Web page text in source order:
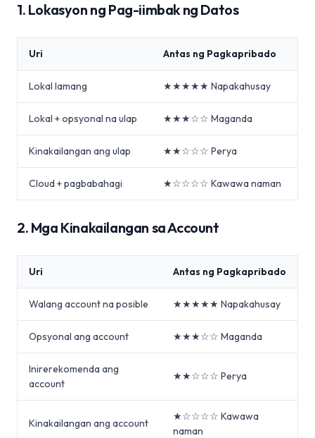
1. Lokasyon ng Pag-iimbak ng Datos
Uri Antas ng Pagkapribado
Lokal lamang ★★★★★ Napakahusay
Lokal + opsyonal na ulap ★★★☆☆ Maganda
Kinakailangan ang ulap ★★☆☆☆ Perya
Cloud + pagbabahagi ★☆☆☆☆ Kawawa naman
2. Mga Kinakailangan sa Account
Uri Antas ng Pagkapribado
Walang account na posible ★★★★★ Napakahusay
Opsyonal ang account ★★★☆☆ Maganda
Inirerekomenda ang
account
★★☆☆☆ Perya
Kinakailangan ang account
★☆☆☆☆ Kawawa
naman